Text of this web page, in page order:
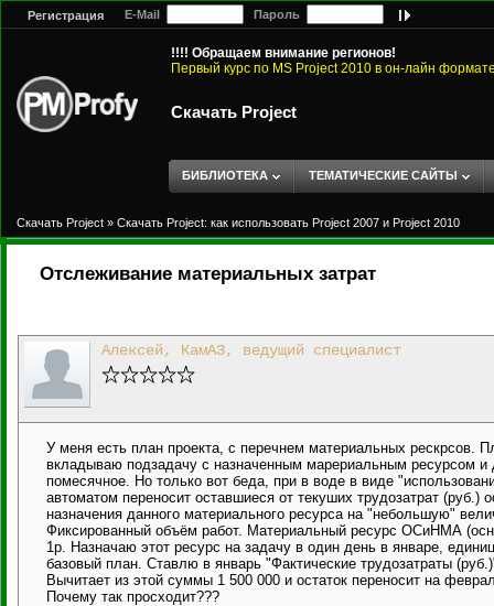
Регистрация E-Mail Пароль
!!!! Обращаем внимание регионов!
Первый курс по MS Project 2010 в он-лайн
Скачать Project
БИБЛИОТЕКА ТЕМАТИЧЕСКИЕ САЙТЫ
Скачать Project » Скачать Project: как использовать Project 2007 и Project 2010
Отслеживание материальных затрат
Алексей, КамАЗ, ведущий специалист
У меня есть план проекта, с перечнем материальных
вкладываю подзадачу с назначенным марериальным ресурсом
помесячное. Но только вот беда, при в воде в виде
автоматом переносит оставшиеся от текуших трудозатрат
назначения данного материального ресурса на "небольшую"
Фиксированный объём работ. Материальный ресурс ОСиНМА
1р. Назначаю этот ресурс на задачу в один день в январе,
базовый план. Ставлю в январь "Фактические трудозатраты
Вычитает из этой суммы 1 500 000 и остаток переносит на
Почему так просходит???